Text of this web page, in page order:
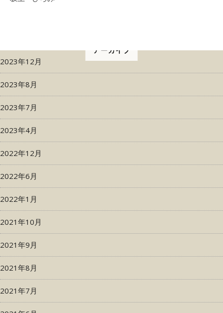
アーカイブ
2023年12月
2023年8月
2023年7月
2023年4月
2022年12月
2022年6月
2022年1月
2021年10月
2021年9月
2021年8月
2021年7月